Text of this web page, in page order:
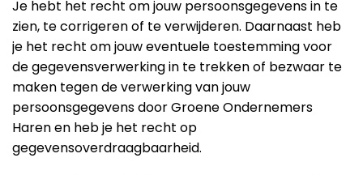
Je hebt het recht om jouw persoonsgegevens in te
zien, te corrigeren of te verwijderen. Daarnaast heb
je het recht om jouw eventuele toestemming voor
de gegevensverwerking in te trekken of bezwaar te
maken tegen de verwerking van jouw
persoonsgegevens door Groene Ondernemers
Haren en heb je het recht op
gegevensoverdraagbaarheid.